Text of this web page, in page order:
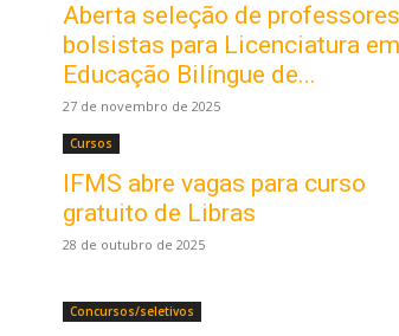
Aberta seleção de professores
bolsistas para Licenciatura em
Educação Bilíngue de...
27 de novembro de 2025
Cursos
IFMS abre vagas para curso
gratuito de Libras
28 de outubro de 2025
Concursos/seletivos